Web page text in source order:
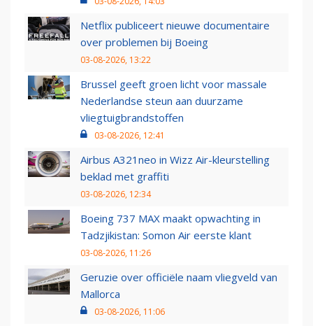
Netflix publiceert nieuwe documentaire
over problemen bij Boeing
03-08-2026, 13:22
Brussel geeft groen licht voor massale
Nederlandse steun aan duurzame
vliegtuigbrandstoffen
03-08-2026, 12:41
Airbus A321neo in Wizz Air-kleurstelling
beklad met graffiti
03-08-2026, 12:34
Boeing 737 MAX maakt opwachting in
Tadzjikistan: Somon Air eerste klant
03-08-2026, 11:26
Geruzie over officiële naam vliegveld van
Mallorca
03-08-2026, 11:06